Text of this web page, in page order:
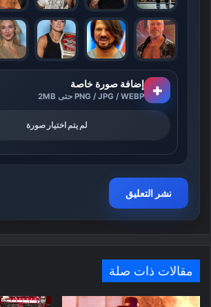
+ إضافة صورة خاصة
PNG / JPG / WEBP حتى 2MB
لم يتم اختيار صورة
مقالات ذات صلة